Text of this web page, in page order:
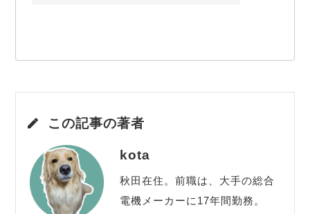
この記事の著者
kota
秋田在住。前職は、大手の総合
電機メーカーに17年間勤務。